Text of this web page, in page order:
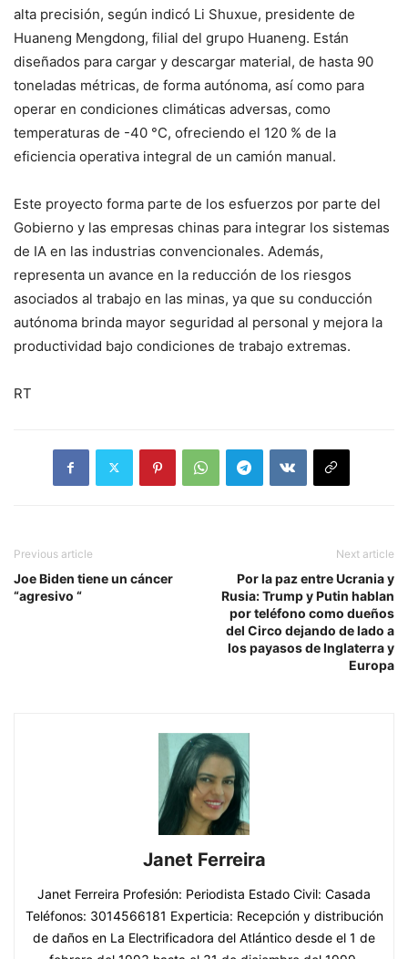
alta precisión, según indicó Li Shuxue, presidente de
Huaneng Mengdong, filial del grupo Huaneng. Están
diseñados para cargar y descargar material, de hasta 90
toneladas métricas, de forma autónoma, así como para
operar en condiciones climáticas adversas, como
temperaturas de -40 °C, ofreciendo el 120 % de la
eficiencia operativa integral de un camión manual.
Este proyecto forma parte de los esfuerzos por parte del
Gobierno y las empresas chinas para integrar los sistemas
de IA en las industrias convencionales. Además,
representa un avance en la reducción de los riesgos
asociados al trabajo en las minas, ya que su conducción
autónoma brinda mayor seguridad al personal y mejora la
productividad bajo condiciones de trabajo extremas.
RT
Previous article
Joe Biden tiene un cáncer
“agresivo “
Next article
Por la paz entre Ucrania y
Rusia: Trump y Putin hablan
por teléfono como dueños
del Circo dejando de lado a
los payasos de Inglaterra y
Europa
Janet Ferreira
Janet Ferreira Profesión: Periodista Estado Civil: Casada
Teléfonos: 3014566181 Experticia: Recepción y distribución
de daños en La Electrificadora del Atlántico desde el 1 de